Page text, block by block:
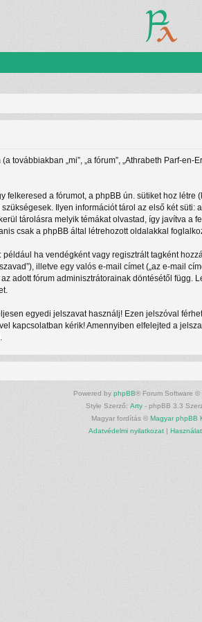
továbbiakban „mi”, „a fórum”, „Athrabeth Parf-
a fórumot, a phpBB ún. sütiket hoz
Ilyen információt tárol az első két
tárolásra melyik témákat olvastad, így javítva
csak a phpBB által létrehozott oldalakkal
ha vendégként vagy regisztrált tagként
illetve egy valós e-mail címet („az e-mail
adott fórum adminisztrátorainak döntésétől
egyedi jelszavat használj! Ezen jelszóval
kapcsolatban kérik! Amennyiben elfelejted a
Powered by phpBB® Forum Software ©
Style Szerző: Arty - phpBB 3.3
Magyar fordítás © Magyar phpBB
Adatvédelmi nyilatkozat|